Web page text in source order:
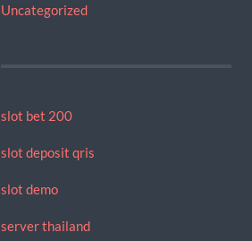
Uncategorized
slot bet 200
slot deposit qris
slot demo
server thailand